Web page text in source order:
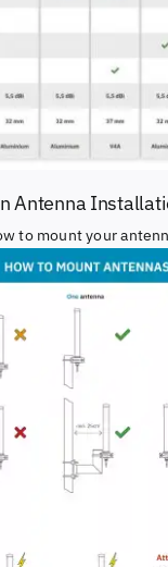
Antenna
to mount your